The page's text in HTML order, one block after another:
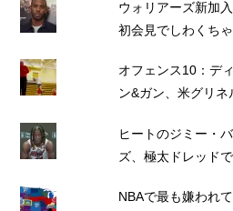
ウォリアーズ新加
初会見でしわくち
オフェンス10：デ
ン&ガン、米グリネ
ヒートのジミー・
ズ、極太ドレッド
NBAで最も嫌われ